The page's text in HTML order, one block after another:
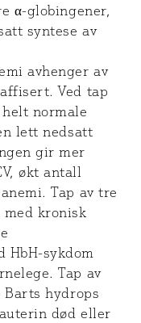
α-globingener,
syntese av
avhenger av
Ved tap
normale
lett nedsatt
gir mer
økt antall
Tap av tre
med kronisk
HbH-sykdom
Tap av
hydrops
død eller